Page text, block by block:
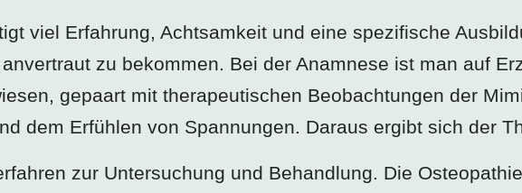
viel Erfahrung, Achtsamkeit und eine spezifische
zu bekommen. Bei der Anamnese ist man auf
gepaart mit therapeutischen Beobachtungen der
dem Erfühlen von Spannungen. Daraus ergibt sich der
zur Untersuchung und Behandlung. Die